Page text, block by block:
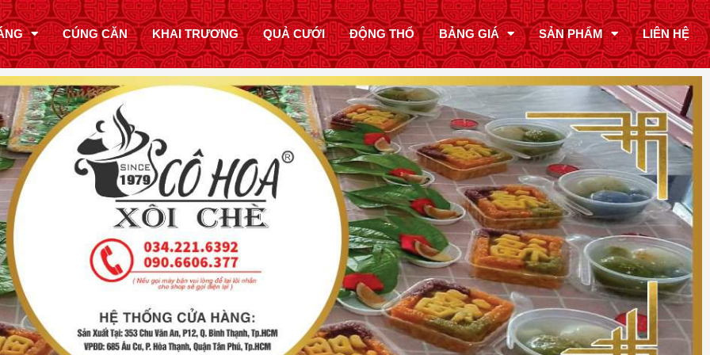
CÚNG CĂN KHAI TRƯƠNG QUẢ CƯỚI ĐỘNG THỔ BẢNG GIÁ SẢN PHẨM LIÊN HỆ